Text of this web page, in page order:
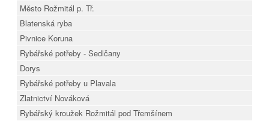
Město Rožmitál p. Tř.
Blatenská ryba
Pivnice Koruna
Rybářské potřeby - Sedlčany
Dorys
Rybářské potřeby u Plavala
Zlatnictví Nováková
Rybářský kroužek Rožmitál pod Třemšínem